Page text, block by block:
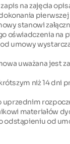
na zajęcia
stanowi
oświadczenia
umowy
uważana jest
niż 14 dni
materiałów
odstąpieniu od